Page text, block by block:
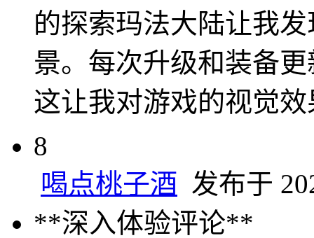
的探索玛法大陆让我
景。每次升级和装备
这让我对游戏的视觉
8
喝点桃子酒 发布于
**深入体验评论**